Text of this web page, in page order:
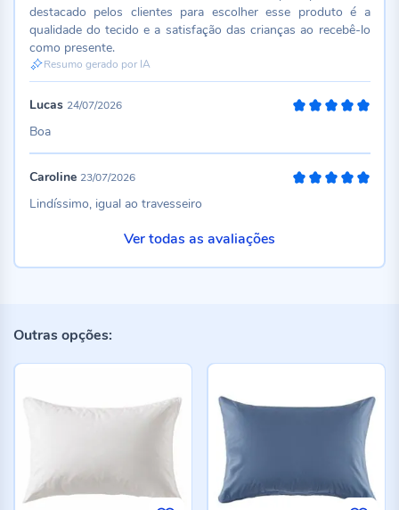
destacado pelos clientes para escolher esse produto é a
qualidade do tecido e a satisfação das crianças ao recebê-lo
como presente.
Resumo gerado por IA
Lucas 24/07/2026
Boa
Caroline 23/07/2026
Lindíssimo, igual ao travesseiro
Ver todas as avaliações
Outras opções: